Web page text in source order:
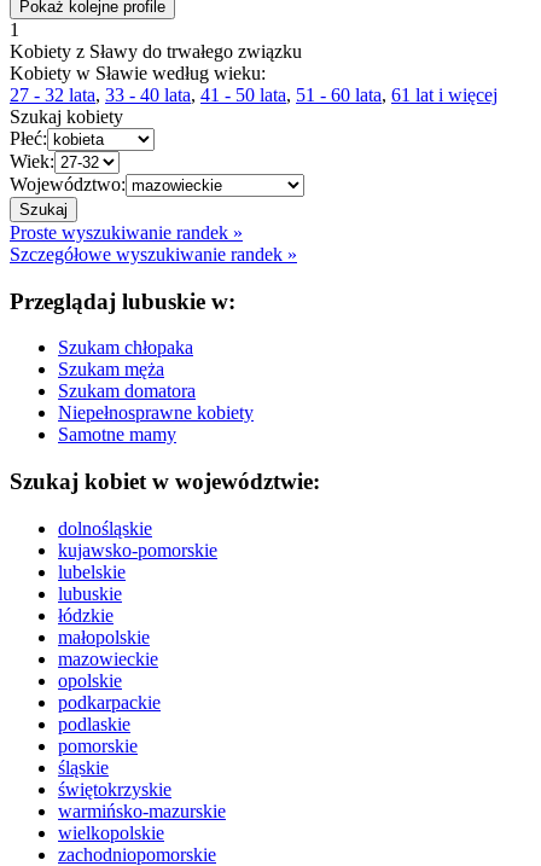
Pokaż kolejne profile
1
Kobiety z Sławy do trwałego związku
Kobiety w Sławie według wieku:
27 - 32 lata, 33 - 40 lata, 41 - 50 lata, 51 - 60 lata, 61 lat i więcej
Szukaj kobiety
Płeć:
Wiek:
Województwo:
Proste wyszukiwanie randek »
Szczegółowe wyszukiwanie randek »
Przeglądaj lubuskie w:
Szukam chłopaka
Szukam męża
Szukam domatora
Niepełnosprawne kobiety
Samotne mamy
Szukaj kobiet w województwie:
dolnośląskie
kujawsko-pomorskie
lubelskie
lubuskie
łódzkie
małopolskie
mazowieckie
opolskie
podkarpackie
podlaskie
pomorskie
śląskie
świętokrzyskie
warmińsko-mazurskie
wielkopolskie
zachodniopomorskie